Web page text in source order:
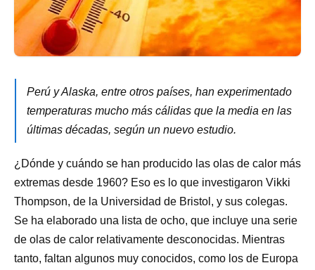
Perú y Alaska, entre otros países, han experimentado
temperaturas mucho más cálidas que la media en las
últimas décadas, según un nuevo estudio.
¿Dónde y cuándo se han producido las olas de calor más
extremas desde 1960? Eso es lo que investigaron Vikki
Thompson, de la Universidad de Bristol, y sus colegas.
Se ha elaborado una lista de ocho, que incluye una serie
de olas de calor relativamente desconocidas. Mientras
tanto, faltan algunos muy conocidos, como los de Europa